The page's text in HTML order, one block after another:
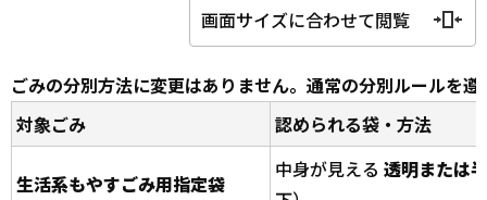
画面サイズに合わせて閲覧
ごみの分別方法に変更はありません。通常の分別ルールを
対象ごみ
認められる袋・方法
生活系もやすごみ用指定袋
中身が見える 透明または